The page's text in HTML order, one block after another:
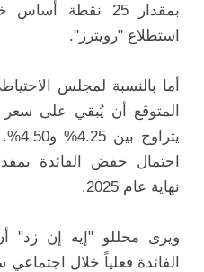
بمقدار 25 نقطة
استطلاع "رويترز".
أما بالنسبة لمجلس
المتوقع أن يُبقي على سعر
نهاية عام 2025.
ويرى محللو "إيه إن زد"
الفائدة فعلياً خلال اجتماعي